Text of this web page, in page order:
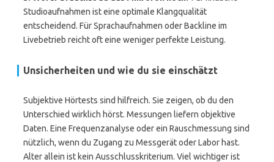
Studioaufnahmen ist eine optimale Klangqualität
entscheidend. Für Sprachaufnahmen oder Backline im
Livebetrieb reicht oft eine weniger perfekte Leistung.
Unsicherheiten und wie du sie einschätzt
Subjektive Hörtests sind hilfreich. Sie zeigen, ob du den
Unterschied wirklich hörst. Messungen liefern objektive
Daten. Eine Frequenzanalyse oder ein Rauschmessung sind
nützlich, wenn du Zugang zu Messgerät oder Labor hast.
Alter allein ist kein Ausschlusskriterium. Viel wichtiger ist